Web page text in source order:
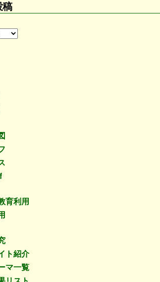
稿
育利用
ト紹介
マ一覧